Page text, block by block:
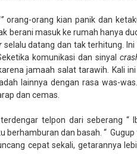
orang-orang kian panik dan
berani masuk ke rumah hanya
selalu datang dan tak terhitung.
komunikasi dan sinyal
jamaah salat tarawih. Kali ini
lainnya dengan rasa was-
dan cemas.
telpon dari seberang
berhamburan dan basah. “ Gugup
cepat sekali, getarannya